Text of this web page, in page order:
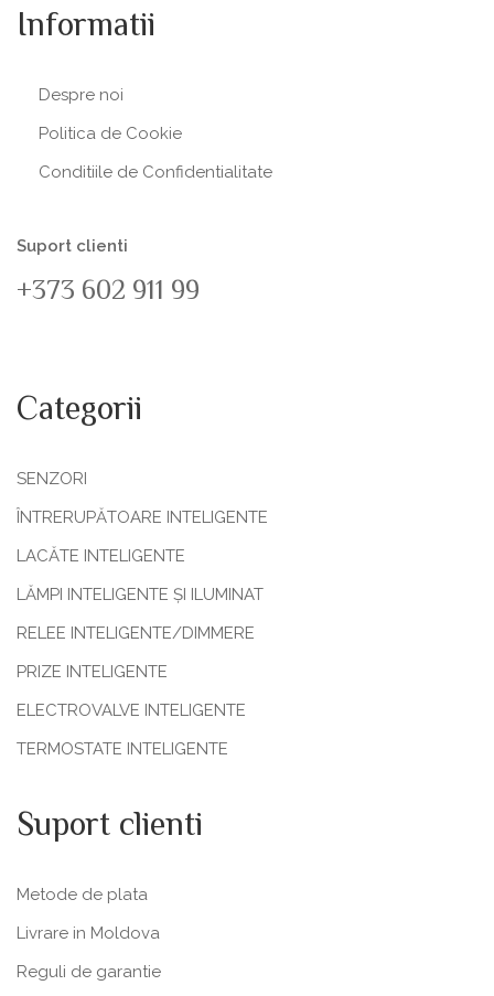
Informatii
Despre noi
Politica de Сookie
Conditiile de Confidentialitate
Suport clienti
+373 602 911 99
Categorii
SENZORI
ÎNTRERUPĂTOARE INTELIGENTE
LACĂTE INTELIGENTE
LĂMPI INTELIGENTE ȘI ILUMINAT
RELEE INTELIGENTE/DIMMERE
PRIZE INTELIGENTE
ELECTROVALVE INTELIGENTE
TERMOSTATE INTELIGENTE
Suport clienti
Metode de plata
Livrare in Moldova
Reguli de garantie